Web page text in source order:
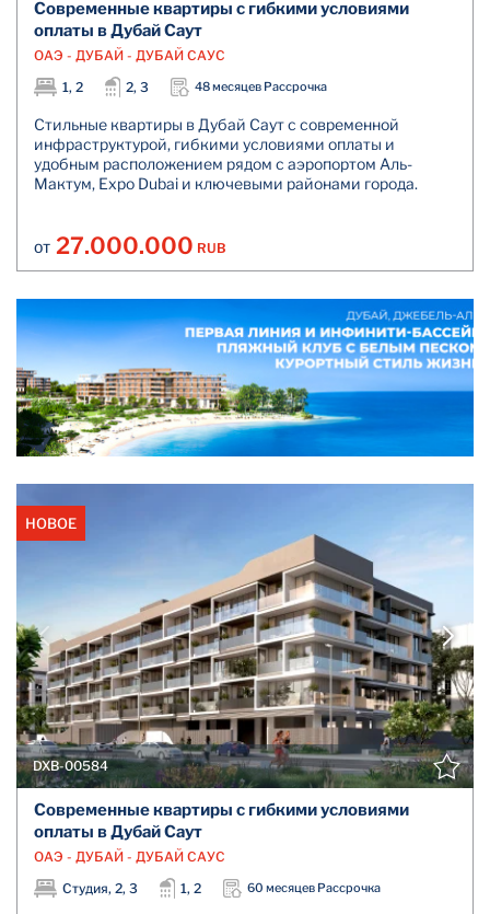
Современные квартиры с гибкими условиями
оплаты в Дубай Саут
ОАЭ - ДУБАЙ - ДУБАЙ САУС
1, 2
2, 3 48 месяцев Рассрочка
Стильные квартиры в Дубай Саут с современной
инфраструктурой, гибкими условиями оплаты и
удобным расположением рядом с аэропортом Аль-
Мактум, Expo Dubai и ключевыми районами города.
ОТ 27.000.000 RUB
НОВОЕ
DXB-00584
Современные квартиры с гибкими условиями
оплаты в Дубай Саут
ОАЭ - ДУБАЙ - ДУБАЙ САУС
Студия, 2, 3
1, 2 60 месяцев Рассрочка